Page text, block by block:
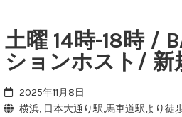
土曜 14時-18時 /
ションホスト/ 新
2025年11月8日
横浜, 日本大通り駅,馬車道駅より徒